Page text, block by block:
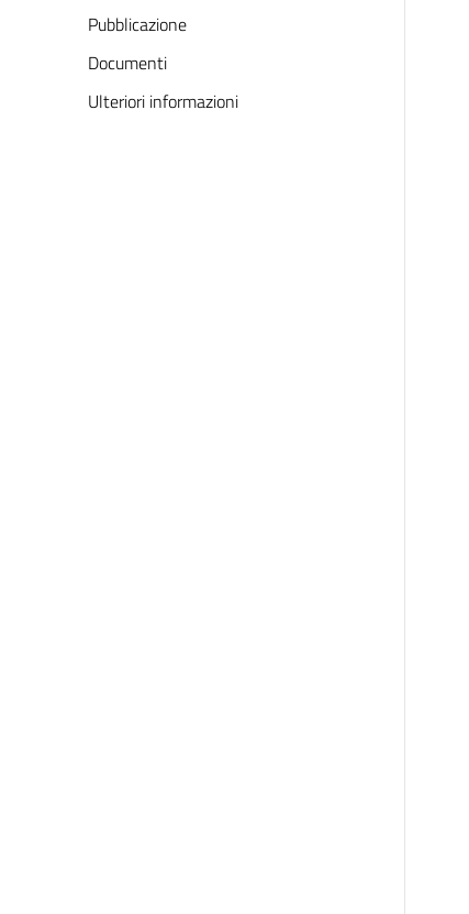
Pubblicazione
Documenti
Ulteriori informazioni